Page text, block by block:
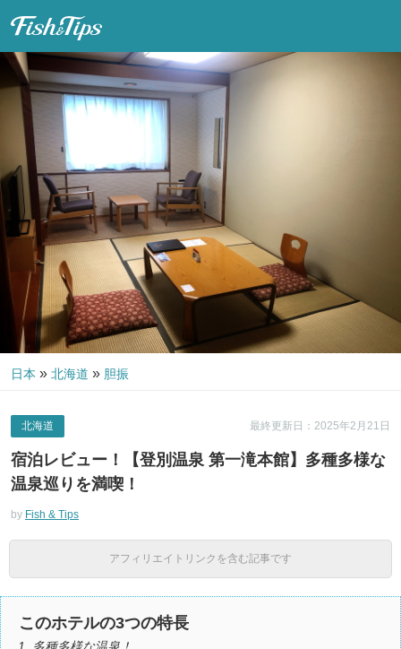
日本 » 北海道 » 胆振
最終更新日：2025年2月21日
北海道
宿泊レビュー！【登別温泉 第一滝本館】多種多様な
温泉巡りを満喫！
by Fish & Tips
アフィリエイトリンクを含む記事です
このホテルの3つの特長
多種多様な温泉！